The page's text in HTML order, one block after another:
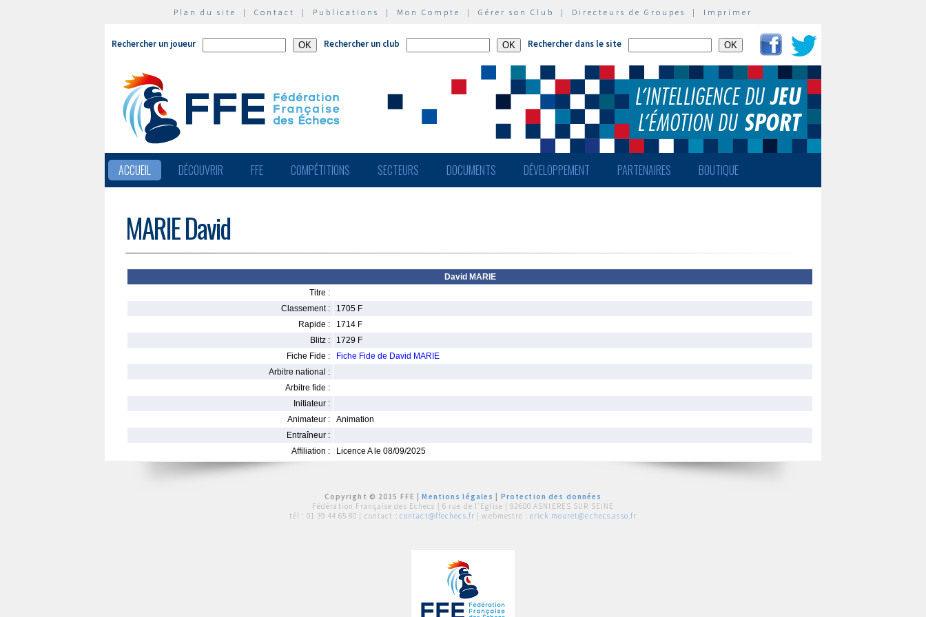
Plan du site | Contact | Publications | Mon Compte | Gérer son Club | Directeurs de Groupes | Imprimer
Rechercher un joueur Rechercher un club Rechercher dans le site
ACCUEIL DÉCOUVRIR FFE COMPÉTITIONS SECTEURS DOCUMENTS DÉVELOPPEMENT PARTENAIRES BOUTIQUE
MARIE David
David MARIE
Titre :
Classement :
1705 F
Rapide :
1714 F
Blitz :
1729 F
Fiche Fide :
Fiche Fide de David MARIE
Arbitre national :
Arbitre fide :
Initiateur :
Animateur :
Animation
Entraîneur :
Affiliation :
Licence A le 08/09/2025
Copyright © 2015 FFE |Mentions légales
Protection des données
Fédération Française des Echecs | 6 rue de l'Eglise | 92600 ASNIERES SUR SEINE
tél : 01 39 44 65 80 | contact : contact@ffechecs.fr | webmestre : erick.mouret@echecs.asso.fr